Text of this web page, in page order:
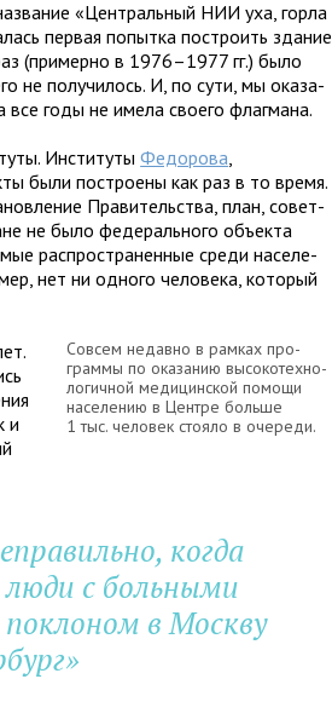
«Центральный НИИ уха, горла
пер­вая попытка постро­ить зда­ние
(при­мерно в 1976–1977 гг.) было
не полу­чи­лось. И, по сути, мы ока­за­
все годы не имела сво­его флагмана.
ИнститутыФедорова,
были постро­ены как раз в то время.
Правительства, план, совет­
не было феде­раль­ного объ­екта
рас­про­стра­нен­ные среди насе­ле­
нет ни одного чело­века, кото­рый
Совсем недавно в рам­ках про­
граммы по ока­за­нию высо­ко­тех­но­
ло­гич­ной меди­цин­ской помощи
насе­ле­нию в Центре больше
1 тыс. чело­век сто­яло в оче­реди.
и
когда
с боль­ными
в Москву